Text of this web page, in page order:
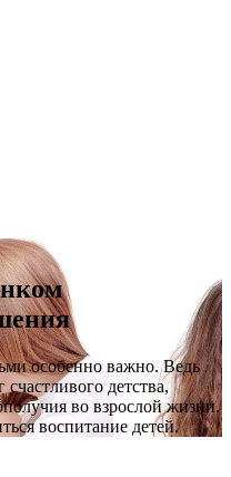
особенно важно. Ведь
детства,
во взрослой жизни.
воспитание детей.